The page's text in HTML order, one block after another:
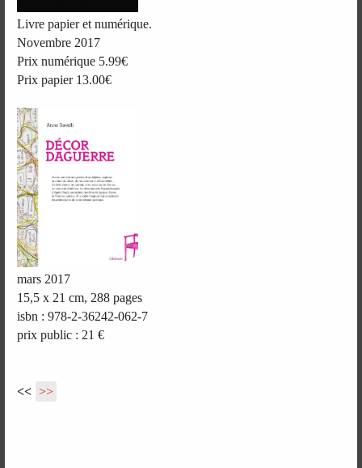
Livre papier et numérique.
Novembre 2017
Prix numérique 5.99€
Prix papier 13.00€
mars 2017
15,5 x 21 cm, 288 pages
isbn : 978-2-36242-062-7
prix public : 21 €
<< >>